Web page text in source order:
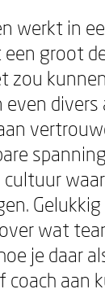
werkt in
groot
zou
even divers
wat
je daar
coach aan